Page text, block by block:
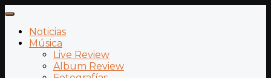
Noticias
Música
Live Review
Album Review